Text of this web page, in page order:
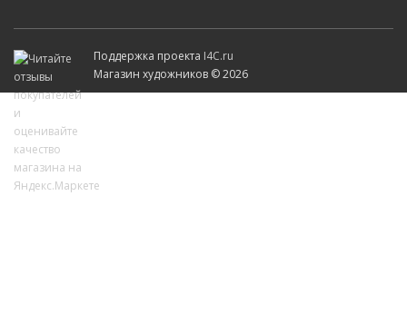
Поддержка проекта I4C.ru
Магазин художников © 2026